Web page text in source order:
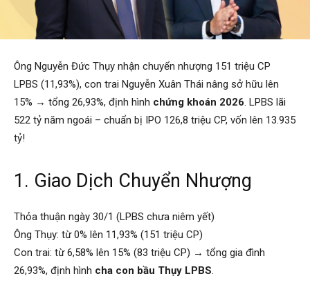
Ông Nguyễn Đức Thụy nhận chuyển nhượng 151 triệu CP
LPBS (11,93%), con trai Nguyễn Xuân Thái nâng sở hữu lên
15% → tổng 26,93%, định hình chứng khoán 2026. LPBS lãi
522 tỷ năm ngoái – chuẩn bị IPO 126,8 triệu CP, vốn lên 13.935
tỷ!
1. Giao Dịch Chuyển Nhượng
Thỏa thuận ngày 30/1 (LPBS chưa niêm yết)
Ông Thụy: từ 0% lên 11,93% (151 triệu CP)
Con trai: từ 6,58% lên 15% (83 triệu CP) → tổng gia đình
26,93%, định hình cha con bầu Thụy LPBS.